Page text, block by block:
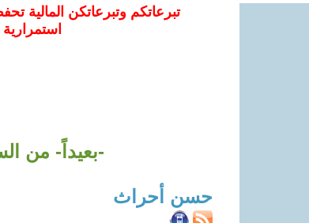
تبرعاتكم وتبرعاتكن المالية
-بعيداً- من
حسن أحراث